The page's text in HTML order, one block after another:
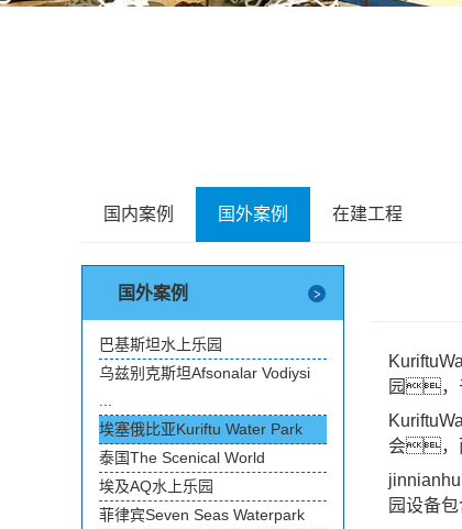
国内案例 国外案例 在建工程
国外案例
巴基斯坦水上乐园
乌兹别克斯坦Afsonalar Vodiysi
埃塞俄比亚Kuriftu Water Park
泰国The Scenical World
埃及AQ水上乐园
菲律宾Seven Seas Waterpark
园，
会，
园设备